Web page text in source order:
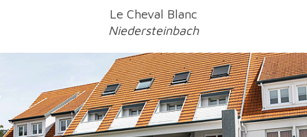
Le Cheval Blanc
Niedersteinbach